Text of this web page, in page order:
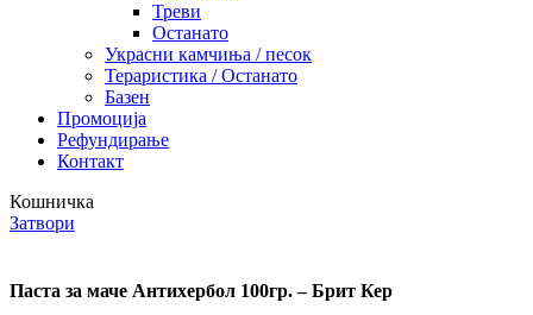
Треви
Останато
Украсни камчиња / песок
Тераристика / Останато
Базен
Промоција
Рефундирање
Контакт
Кошничка
Затвори
Паста за маче Антихербол 100гр. – Брит Кер